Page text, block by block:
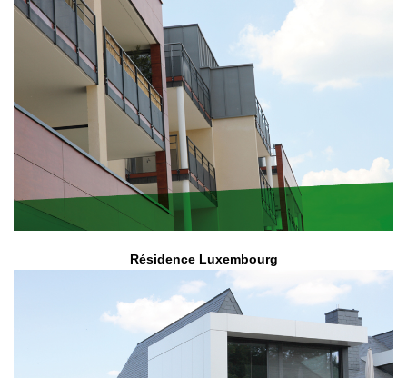
Résidence Luxembourg